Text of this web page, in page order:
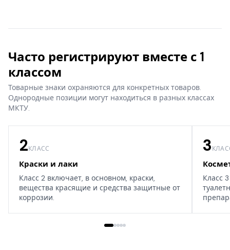
Часто регистрируют вместе с 1
классом
Товарные знаки охраняются для конкретных товаров.
Однородные позиции могут находиться в разных классах
МКТУ.
2КЛАСС
Краски и лаки
Класс 2 включает, в основном, краски,
вещества красящие и средства защитные от
коррозии.
3
Класс